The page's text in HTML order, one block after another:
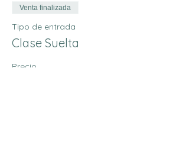
Venta finalizada
Tipo de entrada
Clase Suelta
Precio